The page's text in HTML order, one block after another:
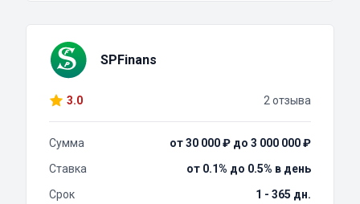
SPFinans
3.0 2 отзыва
Сумма
от 30 000 ₽ до 3 000 000 ₽
Ставка
от 0.1% до 0.5% в день
Срок
1 - 365 дн.